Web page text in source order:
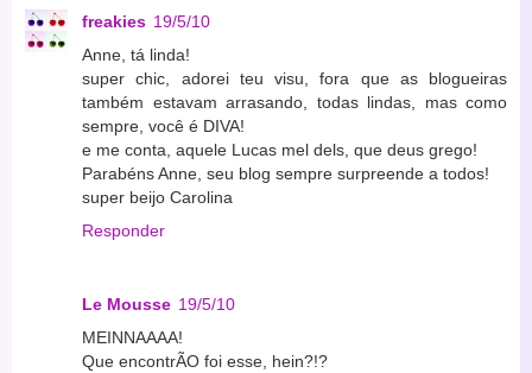
freakies 19/5/10
Anne, tá linda!
super chic, adorei teu visu, fora que as blogueiras
também estavam arrasando, todas lindas, mas como
sempre, você é DIVA!
e me conta, aquele Lucas mel dels, que deus grego!
Parabéns Anne, seu blog sempre surpreende a todos!
super beijo Carolina
Responder
Le Mousse 19/5/10
MEINNAAAA!
Que encontrÃO foi esse, hein?!?